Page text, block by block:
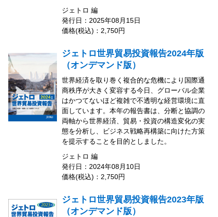
ジェトロ 編
発行日：2025年08月15日
価格(税込)：2,750円
ジェトロ世界貿易投資報告2024年版
（オンデマンド版）
世界経済を取り巻く複合的な危機により国際通
商秩序が大きく変容する今日、グローバル企業
はかつてないほど複雑で不透明な経営環境に直
面しています。本年の報告書は、分断と協調の
両軸から世界経済、貿易・投資の構造変化の実
態を分析し、ビジネス戦略再構築に向けた方策
を提示することを目的としました。
ジェトロ 編
発行日：2024年08月10日
価格(税込)：2,750円
ジェトロ世界貿易投資報告2023年版
（オンデマンド版）